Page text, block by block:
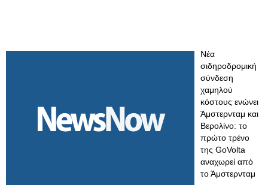
Νέα
σιδηροδρομική
σύνδεση
χαμηλού
κόστους ενώνει
Άμστερνταμ και
Βερολίνο: το
πρώτο τρένο
της GoVolta
αναχωρεί από
το Άμστερνταμ